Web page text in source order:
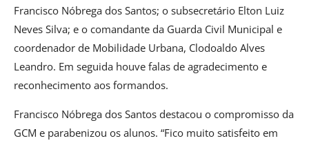
Francisco Nóbrega dos Santos; o subsecretário Elton Luiz
Neves Silva; e o comandante da Guarda Civil Municipal e
coordenador de Mobilidade Urbana, Clodoaldo Alves
Leandro. Em seguida houve falas de agradecimento e
reconhecimento aos formandos.
Francisco Nóbrega dos Santos destacou o compromisso da
GCM e parabenizou os alunos. “Fico muito satisfeito em